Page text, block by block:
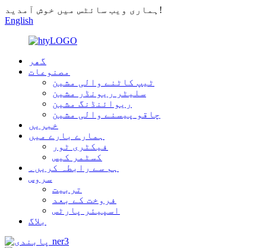
ہماری ویب سائٹس میں خوش آمدید!
English
گھر
مصنوعات
ٹیپ کاٹنے والی مشین
سلیٹر ریونڈر مشین
ریوائنڈنگ مشین
چاقو پیسنے والی مشین
خبریں
ہمارے بارے میں
فیکٹری ٹور
کسٹمر کیس
ہم سے رابطہ کریں۔
سروس
تربیت
فروخت کے بعد
اسپیئر پارٹس
بلاگ